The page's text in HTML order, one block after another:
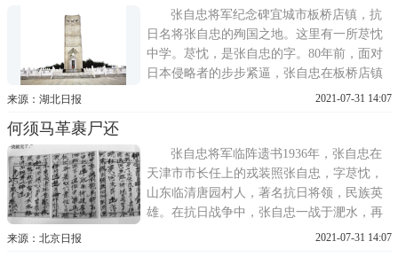
碑敬献花篮。纪念园依山而建，牌坊上写着
英
张自忠将军纪念碑宜城市板桥店镇，抗
日名将张自忠的殉国之地。这里有一所荩忱
中学。荩忱，是张自忠的字。80年前，面对
日本侵略者的步步紧逼，张自忠在板桥店镇
的十里长山以身殉国。如今硝烟散尽，张自
不清、石不烂听村里老人讲，这一仗，张自
忠的
来源：湖北日报 2021-07-31 14:07
何须马革裹尸还
张自忠将军临阵遗书1936年，张自忠在
天津市市长任上的戎装照张自忠，字荩忱，
山东临清唐园村人，著名抗日将领，民族英
雄。在抗日战争中，张自忠一战于淝水，再
战于临沂，三战于徐州，四战于随枣，终换
来源：北京日报 2021-07-31 14:07